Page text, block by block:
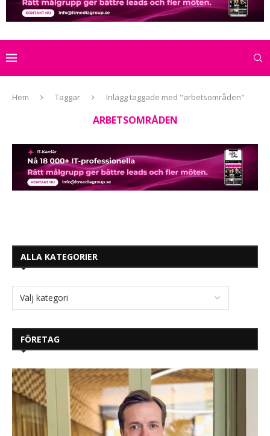
Hem Taggar Inlägg taggade med "arbetsområden"
ARBETSOMRÅDEN
ALLA KATEGORIER
FÖRETAG